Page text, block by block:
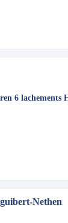
6 lachements
Nethen